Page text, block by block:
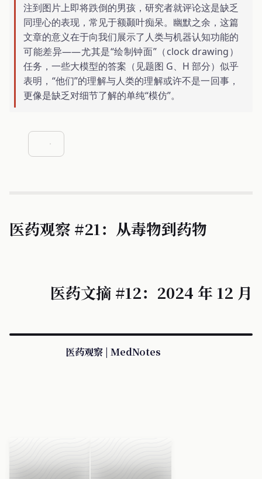
注到图片上即将跌倒的男孩，研究者就评论这是缺乏
同理心的表现，常见于额颞叶痴呆。幽默之余，这篇
文章的意义在于向我们展示了人类与机器认知功能的
可能差异——尤其是“绘制钟面”（clock drawing）
任务，一些大模型的答案（见题图 G、H 部分）似乎
表明，“他们”的理解与人类的理解或许不是一回事，
更像是缺乏对细节了解的单纯“模仿”。
医药观察 #21：从毒物到药物
医药文摘 #12：2024 年 12 月
医药观察 | MedNotes